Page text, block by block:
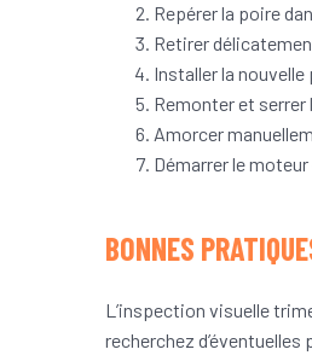
Repérer la poire
Retirer
Installer la nouvelle
Remonter et
Amorcer
Démarrer le
BONNES
L’inspection visuelle
recherchez